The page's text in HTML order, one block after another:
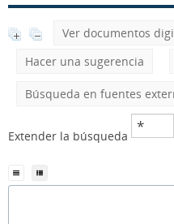
Ver documentos
Hacer una sugerencia
Búsqueda en fuentes
Extender la búsqueda